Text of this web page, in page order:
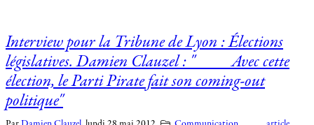
Interview pour la Tribune de Lyon : Élections
législatives. Damien Clauzel : "Avec cette
élection, le Parti Pirate fait son coming-out
politique"